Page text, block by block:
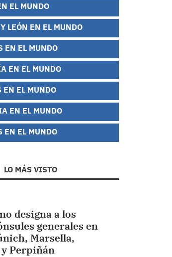
EL MUNDO
LEÓN EN EL MUNDO
EN EL MUNDO
EN EL MUNDO
EL MUNDO
EN EL MUNDO
EN EL MUNDO
LO MÁS VISTO
designa a los
generales en
Marsella,
Perpiñán